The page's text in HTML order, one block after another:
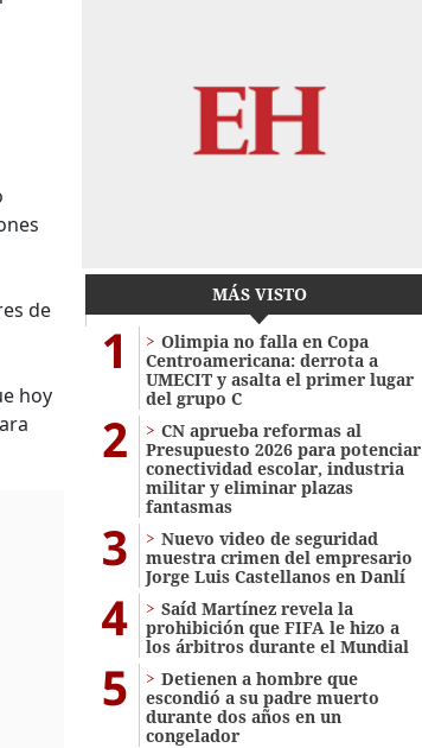
de
hoy
MÁS VISTO
1
Olimpia no falla en Copa
Centroamericana: derrota a
UMECIT y asalta el primer lugar
del grupo C
2
CN aprueba reformas al
Presupuesto 2026 para potenciar
conectividad escolar, industria
militar y eliminar plazas
fantasmas
3
Nuevo video de seguridad
muestra crimen del empresario
Jorge Luis Castellanos en Danlí
4
Saíd Martínez revela la
prohibición que FIFA le hizo a
los árbitros durante el Mundial
5
Detienen a hombre que
escondió a su padre muerto
durante dos años en un
congelador